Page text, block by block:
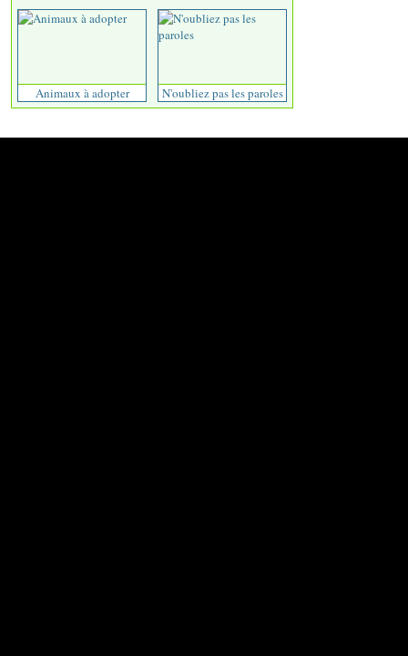
Animaux à adopter N'oubliez pas les paroles